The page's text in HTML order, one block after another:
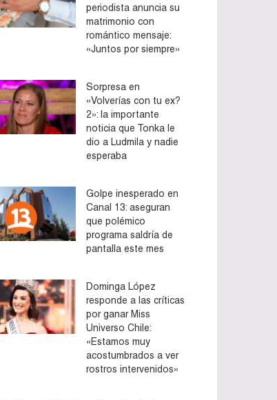
periodista anuncia su
matrimonio con
romántico mensaje:
«Juntos por siempre»
Sorpresa en
«Volverías con tu ex?
2»: la importante
noticia que Tonka le
dio a Ludmila y nadie
esperaba
Golpe inesperado en
Canal 13: aseguran
que polémico
programa saldría de
pantalla este mes
Dominga López
responde a las críticas
por ganar Miss
Universo Chile:
«Estamos muy
acostumbrados a ver
rostros intervenidos»